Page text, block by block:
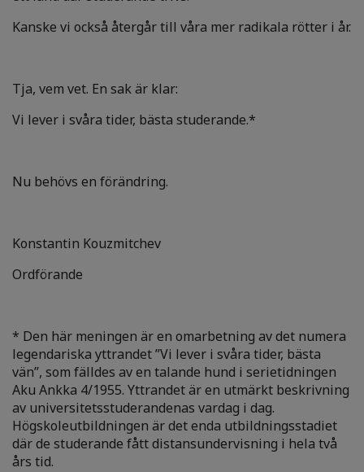
Kanske vi också återgår till våra mer radikala rötter i år.
Tja, vem vet. En sak är klar:
Vi lever i svåra tider, bästa studerande.*
Nu behövs en förändring.
Konstantin Kouzmitchev
Ordförande
* Den här meningen är en omarbetning av det numera
legendariska yttrandet ”Vi lever i svåra tider, bästa
vän”, som fälldes av en talande hund i serietidningen
Aku Ankka 4/1955. Yttrandet är en utmärkt beskrivning
av universitetsstuderandenas vardag i dag.
Högskoleutbildningen är det enda utbildningsstadiet
där de studerande fått distansundervisning i hela två
års tid.